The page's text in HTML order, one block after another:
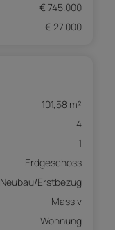
€ 745.000
€ 27.000
101,58 m²
4
1
Erdgeschoss
Neubau/Erstbezug
Massiv
Wohnung